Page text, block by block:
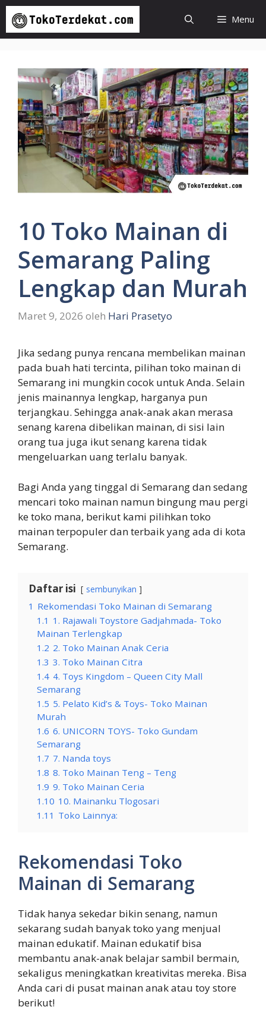
Langsung
isi
Menu
10 Toko Mainan di
Semarang Paling
Lengkap dan Murah
Maret 9, 2026 oleh Hari Prasetyo
Jika sedang punya rencana membelikan mainan
pada buah hati tercinta, pilihan toko mainan di
Semarang ini mungkin cocok untuk Anda. Selain
jenis mainannya lengkap, harganya pun
terjangkau. Sehingga anak-anak akan merasa
senang karena dibelikan mainan, di sisi lain
orang tua juga ikut senang karena tidak
mengeluarkan uang terlalu banyak.
Bagi Anda yang tinggal di Semarang dan sedang
mencari toko mainan namun bingung mau pergi
ke toko mana, berikut kami pilihkan toko
mainan terpopuler dan terbaik yang ada di kota
Semarang.
Daftar isi sembunyikan
1 Rekomendasi Toko Mainan di Semarang
1.1 1. Rajawali Toystore Gadjahmada- Toko
Mainan Terlengkap
1.2 2. Toko Mainan Anak Ceria
1.3 3. Toko Mainan Citra
1.4 4. Toys Kingdom – Queen City Mall
Semarang
1.5 5. Pelato Kid’s & Toys- Toko Mainan
Murah
1.6 6. UNICORN TOYS- Toko Gundam
Semarang
1.7 7. Nanda toys
1.8 8. Toko Mainan Teng – Teng
1.9 9. Toko Mainan Ceria
1.10 10. Mainanku Tlogosari
1.11 Toko Lainnya:
Rekomendasi Toko
Mainan di Semarang
Tidak hanya sekedar bikin senang, namun
sekarang sudah banyak toko yang menjual
mainan edukatif. Mainan edukatif bisa
membantu anak-anak belajar sambil bermain,
sekaligus meningkatkan kreativitas mereka. Bisa
Anda cari di pusat mainan anak atau toy store
berikut!